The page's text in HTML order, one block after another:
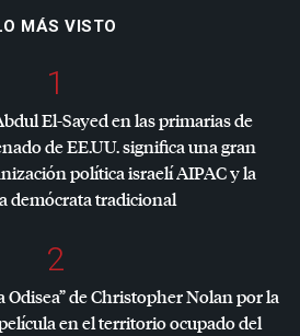
MÁS VISTO
1
El-Sayed en las primarias de
de EE.UU. significa una gran
política israelíAIPACy la
demócrata tradicional
2
Odisea” de Christopher Nolan por la
en el territorio ocupado del